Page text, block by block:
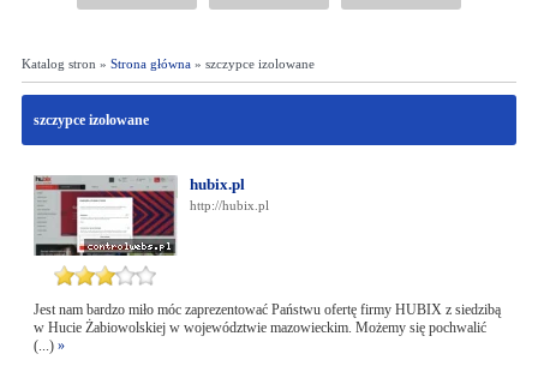
Katalog stron » Strona główna» szczypce izolowane
szczypce izolowane
hubix.pl
http://hubix.pl
Jest nam bardzo miło móc zaprezentować Państwu ofertę firmy HUBIX z siedzibą
w Hucie Żabiowolskiej w województwie mazowieckim. Możemy się pochwalić
(...) »